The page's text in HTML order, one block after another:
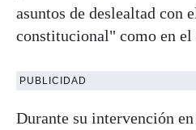
asuntos de deslealtad con
constitucional" como en el
PUBLICIDAD
Durante su intervención